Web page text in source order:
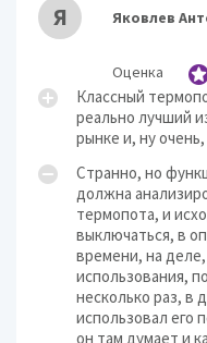
Я Яковлев
Оценка
Классный
реально лучший
рынке и, ну
Странно, но
должна
термопота, и
выключаться, в
времени, на
использования,
несколько раз, в
использовал его
он там думает и